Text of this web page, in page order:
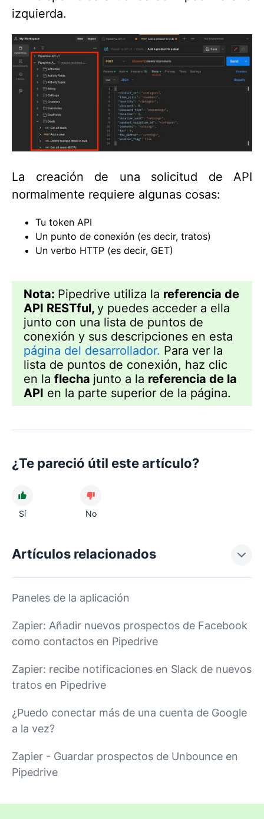
izquierda.
La creación de una solicitud de API
normalmente requiere algunas cosas:
Tu token API
Un punto de conexión (es decir, tratos)
Un verbo HTTP (es decir, GET)
Nota: Pipedrive utiliza la referencia de
API RESTful, y puedes acceder a ella
junto con una lista de puntos de
conexión y sus descripciones en esta
página del desarrollador. Para ver la
lista de puntos de conexión, haz clic
en la flecha junto a la referencia de la
API en la parte superior de la página.
¿Te pareció útil este artículo?
Sí No
Artículos relacionados
Paneles de la aplicación
Zapier: Añadir nuevos prospectos de Facebook
como contactos en Pipedrive
Zapier: recibe notificaciones en Slack de nuevos
tratos en Pipedrive
¿Puedo conectar más de una cuenta de Google
a la vez?
Zapier - Guardar prospectos de Unbounce en
Pipedrive